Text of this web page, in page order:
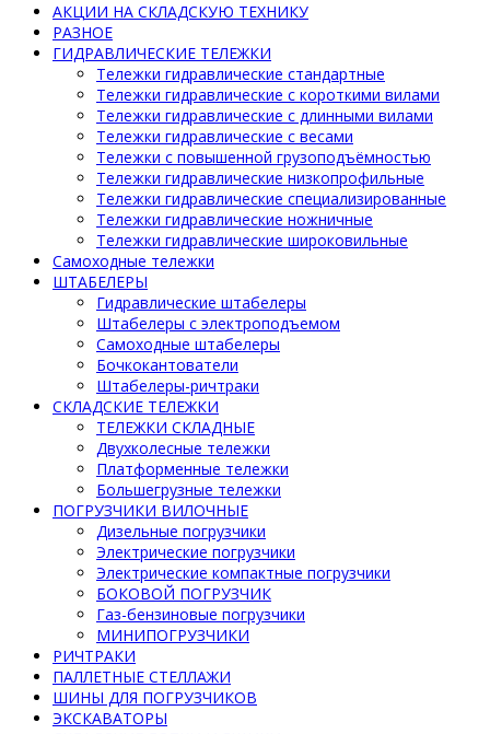
АКЦИИ НА СКЛАДСКУЮ ТЕХНИКУ
РАЗНОЕ
ГИДРАВЛИЧЕСКИЕ ТЕЛЕЖКИ
Тележки гидравлические стандартные
Тележки гидравлические с короткими вилами
Тележки гидравлические с длинными вилами
Тележки гидравлические с весами
Тележки с повышенной грузоподъёмностью
Тележки гидравлические низкопрофильные
Тележки гидравлические специализированные
Тележки гидравлические ножничные
Тележки гидравлические широковильные
Самоходные тележки
ШТАБЕЛЕРЫ
Гидравлические штабелеры
Штабелеры с электроподъемом
Самоходные штабелеры
Бочкокантователи
Штабелеры-ричтраки
СКЛАДСКИЕ ТЕЛЕЖКИ
ТЕЛЕЖКИ СКЛАДНЫЕ
Двухколесные тележки
Платформенные тележки
Большегрузные тележки
ПОГРУЗЧИКИ ВИЛОЧНЫЕ
Дизельные погрузчики
Электрические погрузчики
Электрические компактные погрузчики
БОКОВОЙ ПОГРУЗЧИК
Газ-бензиновые погрузчики
МИНИПОГРУЗЧИКИ
РИЧТРАКИ
ПАЛЛЕТНЫЕ СТЕЛЛАЖИ
ШИНЫ ДЛЯ ПОГРУЗЧИКОВ
ЭКСКАВАТОРЫ